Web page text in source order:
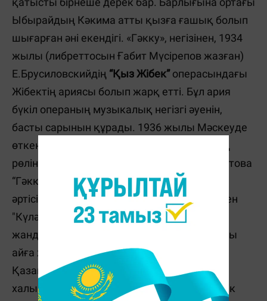
Ыбырайдың Кәкима атты қызға ғашық болып
шығарған әні екендігі. «Гәкку», негізінен, 1934
жылы (либреттосын Ғабит Мүсірепов жазған)
Е.Брусиловскийдің “Қыз Жібек”операсындағы
Жібектің ариясы болып жарқ етті. Бұл ария
бүкіл операның музыкалық негізгі әуенін,
басты сарынын құрады. 1936 жылы Мәскеуде
өткен қазақ өнерінің онкүндігінде Жібектің
рөлінде ойнаған бұлбұл үнді Күләш Байсейітова
“Гәккуді” бірінші рет орындап, КСРО халық
әртісі атанды. "Гәкку" деген ән жұлдызы мен
"Күләш" деген әншіліктің жұлдызы қатар
жанды. Күләштің де, “Гәк­кудің” де атақтары
айға жеткендей ұлттық өнер өрісі кеңейді.
Қазақ деген өз атын жаңа иемденген
халықтың әні - «Гәкку» әлемдік өнердің биік